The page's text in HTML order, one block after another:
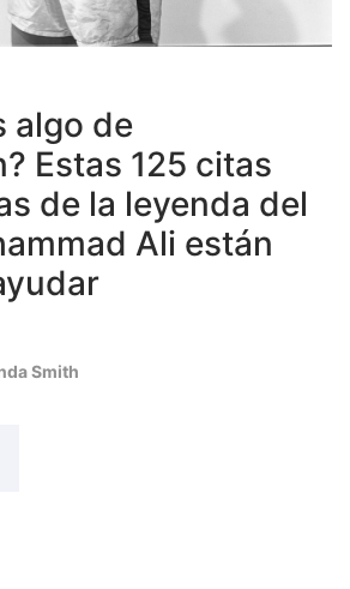
algo de
Estas 125 citas
de la leyenda del
Ali están
Smith